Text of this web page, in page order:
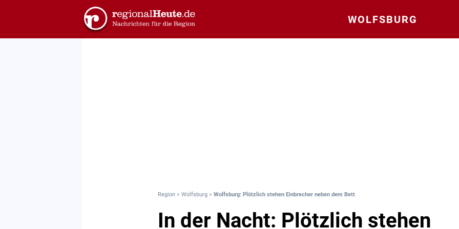
WOLFSBURG
Region > Wolfsburg > Wolfsburg: Plötzlich stehen Einbrecher neben dem Bett
In der Nacht: Plötzlich stehen